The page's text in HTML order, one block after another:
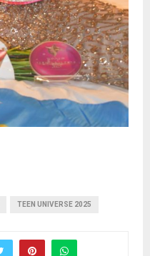
TEEN UNIVERSE 2025